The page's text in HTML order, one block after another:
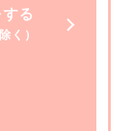
る
く）